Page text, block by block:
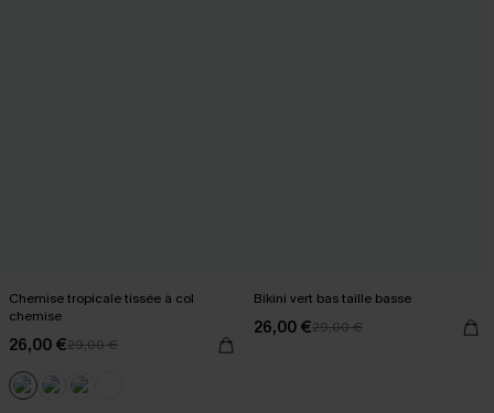
Chemise tropicale tissée à col
chemise
26,00 €29,00 €
Bikini vert bas taille basse
26,00 €29,00 €